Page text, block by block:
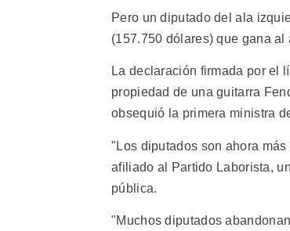
Pero un diputado del ala
(157.750 dólares) que gana
La declaración firmada por el
propiedad de una guitarra
obsequió la primera ministra
"Los diputados son ahora
afiliado al Partido Laborista,
pública.
"Muchos diputados